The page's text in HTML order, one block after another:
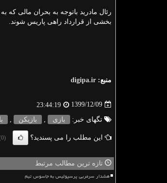
رئال مادرید باتوجه به بحران مالی که
بخشی از قرارداد راهی پاریس شوند.
منبع: digipa.ir
1399/12/09
23:44:19
تگهای خبر: بازی بازیكن
این مطلب را می پسندید؟ (0)
تازه ترین مطالب مرتبط
هشدار سرمربی پرسپولیس به جاسوس تیم